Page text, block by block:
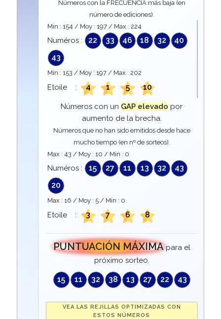
Números con la FRECUENCIA más baja (en
número de ediciones).
Min : 154 / Moy : 197/ Max : 224
Numéros : 22 33 46 18 32
40
43
Min : 153 / Moy : 197/ Max : 202
Etoile : 4 1 5 10
Números con un GAP elevado por
aumento de la brecha.
Números que no han sido emitidos desde hace
mucho tiempo (en nº de sorteos).
Max : 43 / Moy : 10 / Min : 0
Numéros : 15 27 11 13 32
43
20
Max : 16 / Moy : 5/ Min : 0
Etoile : 3 7 6 8
PUNTUACIÓN MÁXIMApara el
próximo sorteo.
15 11 32 38 13 27 22 43
VEA LAS REJILLAS OPTIMIZADAS CON
ESTOS NÚMEROS